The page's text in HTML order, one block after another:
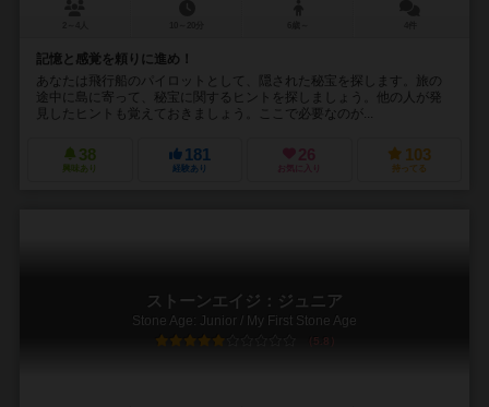
記憶と感覚を頼りに進め！
あなたは飛行船のパイロットとして、隠された秘宝を探します。旅の
途中に島に寄って、秘宝に関するヒントを探しましょう。他の人が発
見したヒントも覚えておきましょう。ここで必要なのが...
38
興味あり
181
経験あり
26
お気に入り
103
持ってる
ストーンエイジ：ジュニア
Stone Age: Junior / My First Stone Age
5.8